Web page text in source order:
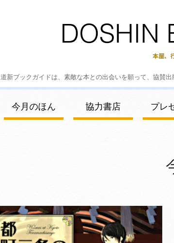
道新ブックガイドは、素敵な本との出会いを願って、協賛
今月のほん 協力書店 プレ